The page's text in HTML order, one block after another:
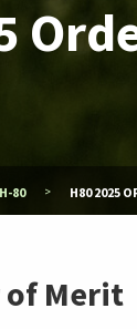
H-80 H80 2025
of Merit